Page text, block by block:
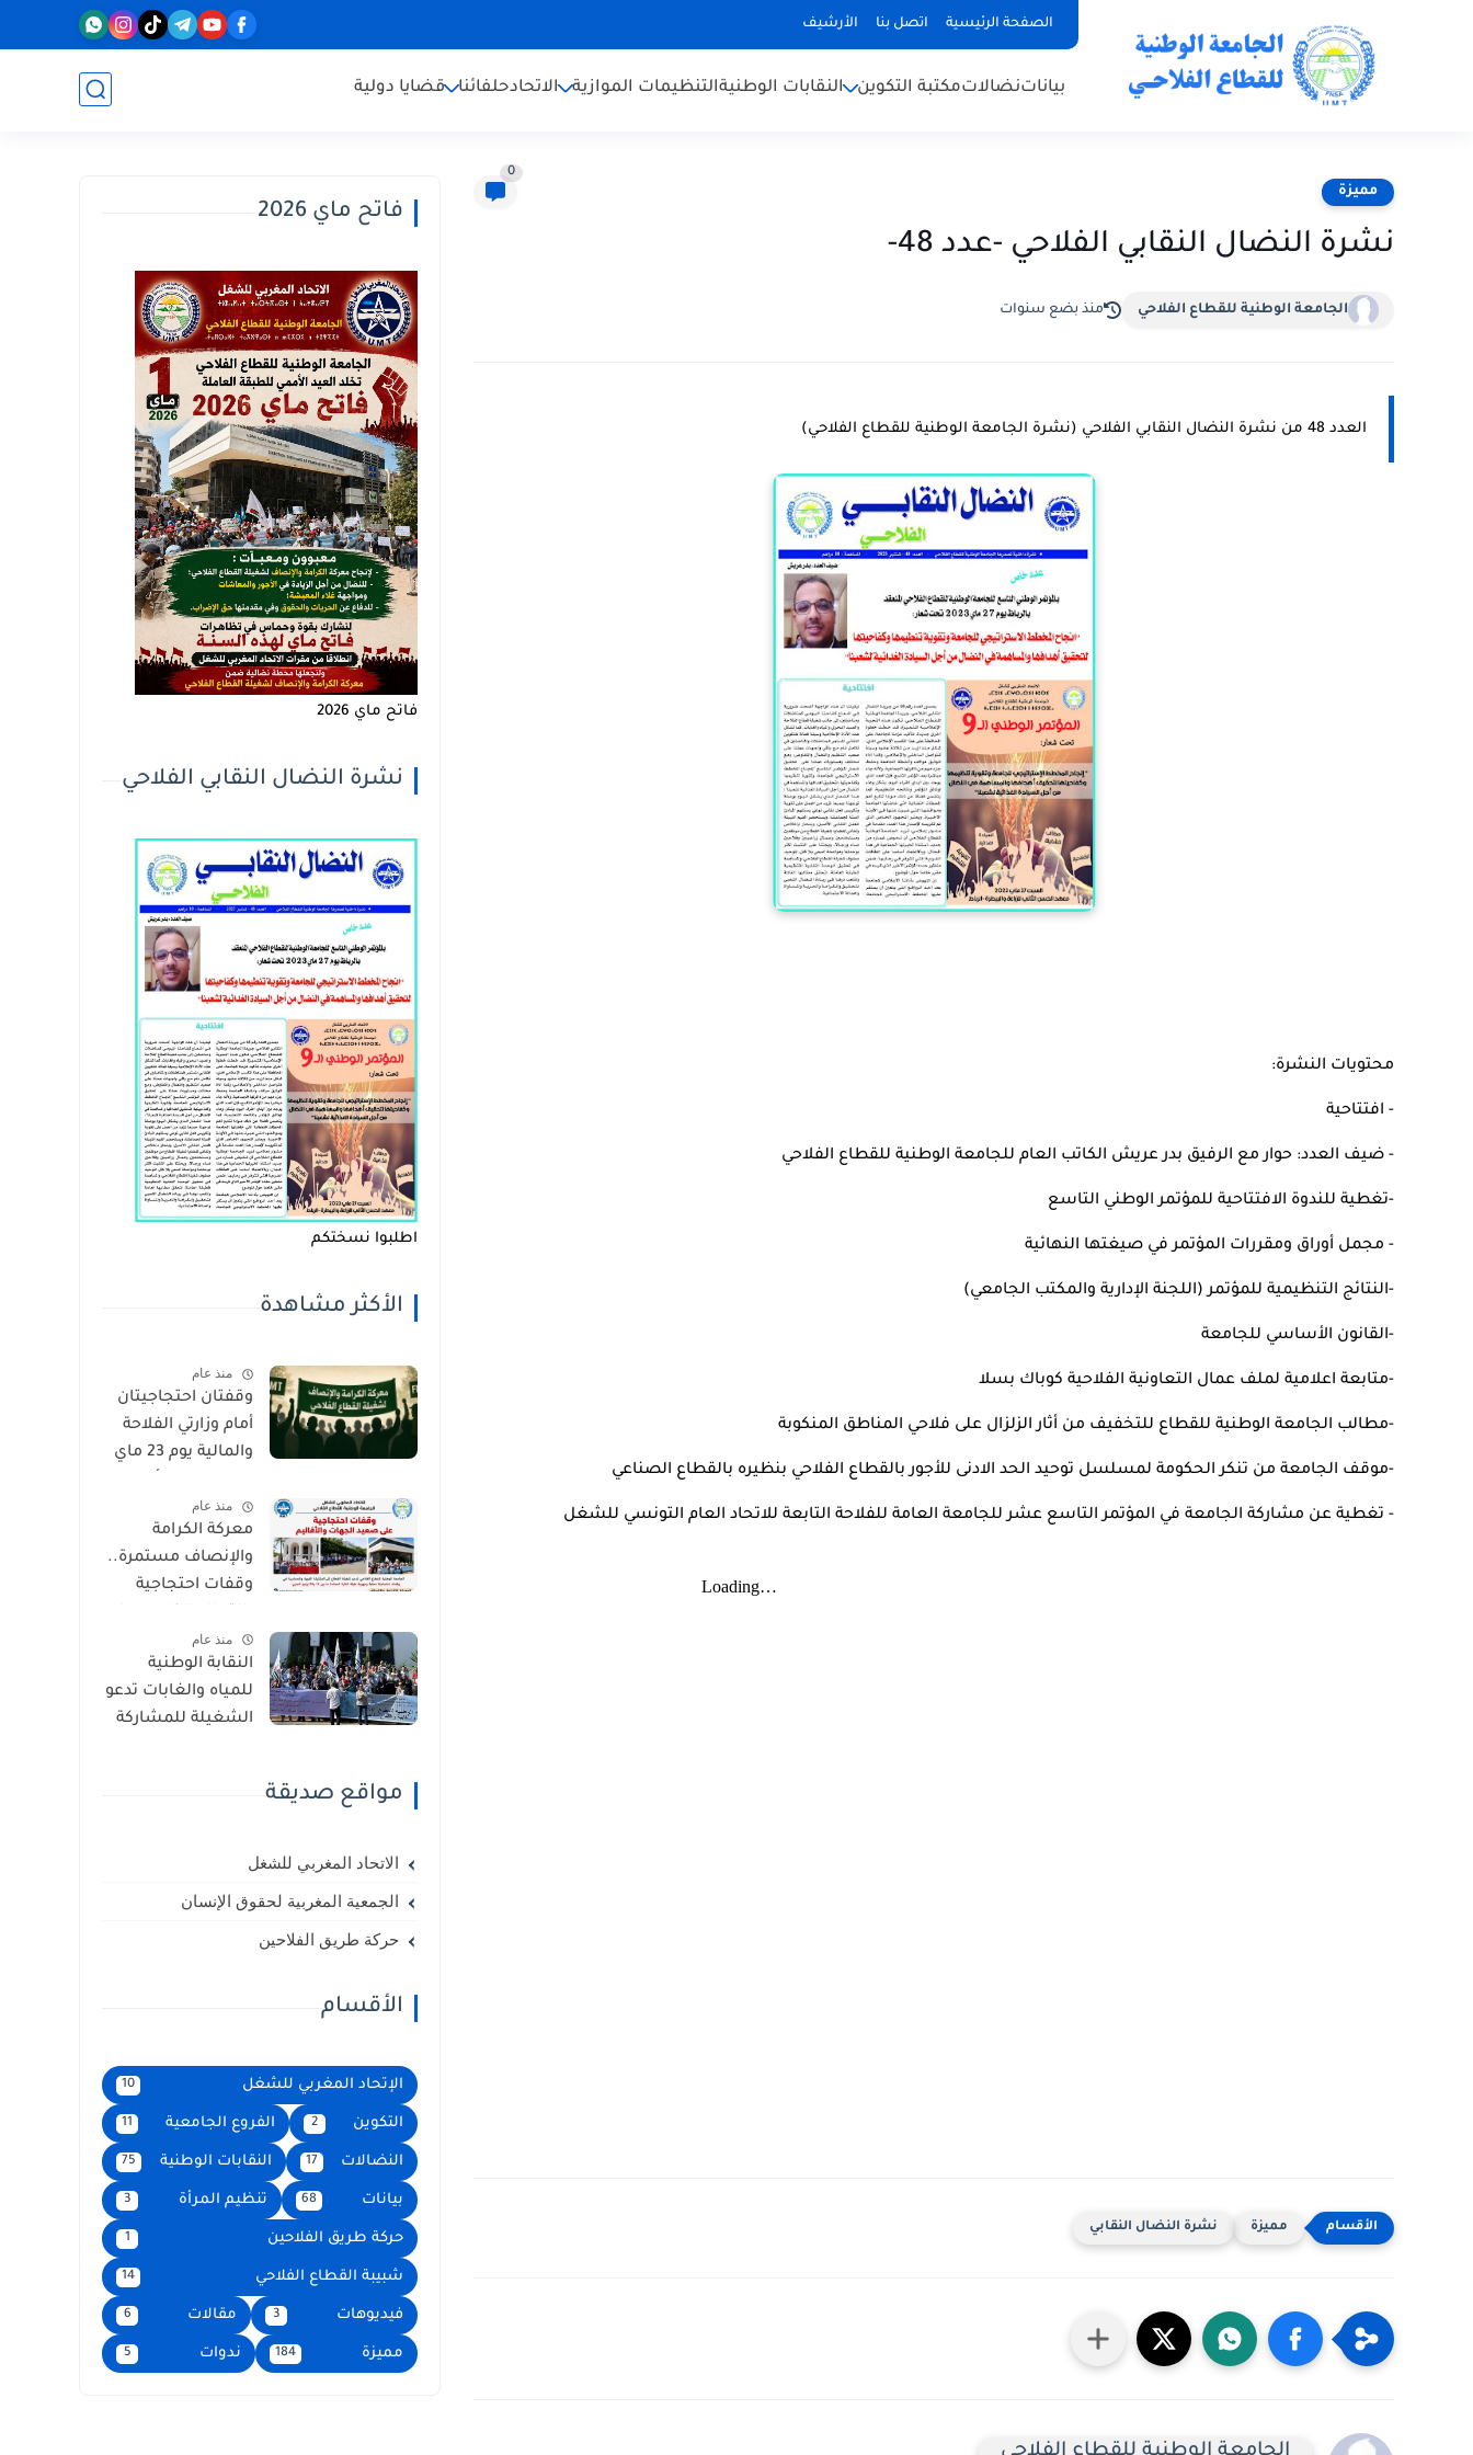
الصفحة الرئيسية اتصل بنا الأرشيف
بياناتنضالاتمكتبة التكوين النقابات الوطنيةالتنظيمات الموازية الاتحادحلفائنا قضايا دولية
مميزة
0
نشرة النضال النقابي الفلاحي -عدد 48-
الجامعة الوطنية للقطاع الفلاحي منذ بضع سنوات
العدد 48 من نشرة النضال النقابي الفلاحي (نشرة الجامعة الوطنية للقطاع الفلاحي)
محتويات النشرة:
- افتتاحية
- ضيف العدد: حوار مع الرفيق بدر عريش الكاتب العام للجامعة الوطنية للقطاع الفلاحي
-تغطية للندوة الافتتاحية للمؤتمر الوطني التاسع
- مجمل أوراق ومقررات المؤتمر في صيغتها النهائية
-النتائج التنظيمية للمؤتمر (اللجنة الإدارية والمكتب الجامعي)
-القانون الأساسي للجامعة
-متابعة اعلامية لملف عمال التعاونية الفلاحية كوباك بسلا
-مطالب الجامعة الوطنية للقطاع للتخفيف من أثار الزلزال على فلاحي المناطق المنكوبة
-موقف الجامعة من تنكر الحكومة لمسلسل توحيد الحد الادنى للأجور بالقطاع الفلاحي بنظيره بالقطاع الصناعي
- تغطية عن مشاركة الجامعة في المؤتمر التاسع عشر للجامعة العامة للفلاحة التابعة للاتحاد العام التونسي للشغل
مميزة نشرة النضال النقابي
فاتح ماي 2026
فاتح ماي 2026
نشرة النضال النقابي الفلاحي
اطلبوا نسختكم
الأكثر مشاهدة
منذ عام
وقفتان احتجاجيتان
أمام وزارتي الفلاحة
والمالية يوم 23 ماي
مطالب شغيلة
القطاع الفلاحي
منذ عام
معركة الكرامة
والإنصاف مستمرة..
وقفات احتجاجية
مستوى الجهات
والأقاليم
منذ عام
النقابة الوطنية
للمياه والغابات تدعو
الشغيلة للمشاركة
مواقع صديقة
الاتحاد المغربي للشغل
الجمعية المغربية لحقوق الإنسان
حركة طريق الفلاحين
الأقسام
الإتحاد المغربي للشغل 10
التكوين 2 الفروع الجامعية 11
النضالات 17 النقابات الوطنية 75
بيانات 68 تنظيم المرأة 3
حركة طريق الفلاحين 1
شبيبة القطاع الفلاحي 14
فيديوهات 3 مقالات 6
مميزة 184 ندوات 5